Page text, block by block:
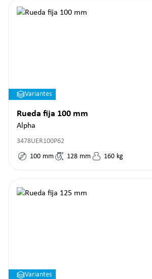
Variantes
Rueda fija 100 mm
Alpha
3478UER100P62
100 mm 128 mm 160 kg
Variantes